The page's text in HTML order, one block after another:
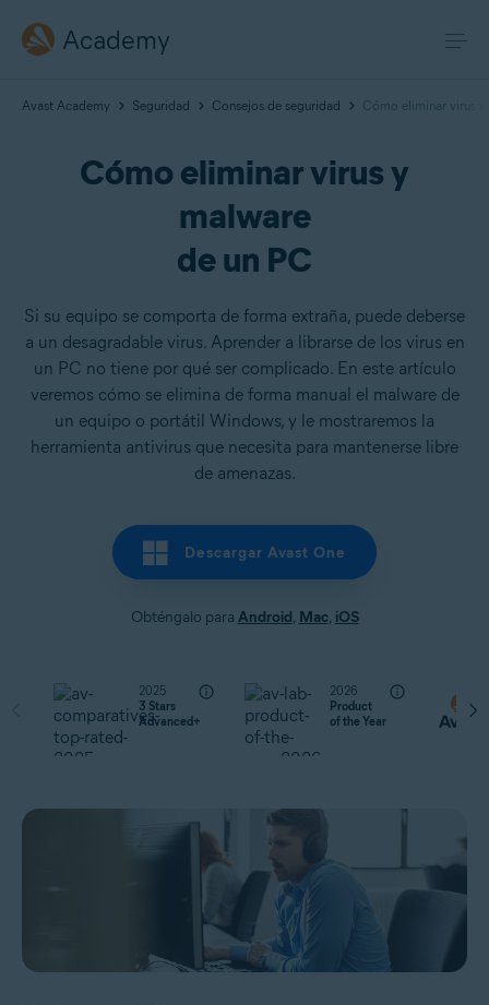
Academy
Avast Academy Seguridad Consejos de seguridad Cómo eliminar virus
Cómo eliminar virus y
malware
de un PC
Si su equipo se comporta de forma extraña, puede deberse
a un desagradable virus. Aprender a librarse de los virus en
un PC no tiene por qué ser complicado. En este artículo
veremos cómo se elimina de forma manual el malware de
un equipo o portátil Windows, y le mostraremos la
herramienta antivirus que necesita para mantenerse libre
de amenazas.
Descargar Avast One
Obténgalo para Android, Mac, iOS
2025
3 Stars
Advanced+
2026
Product
of the Year